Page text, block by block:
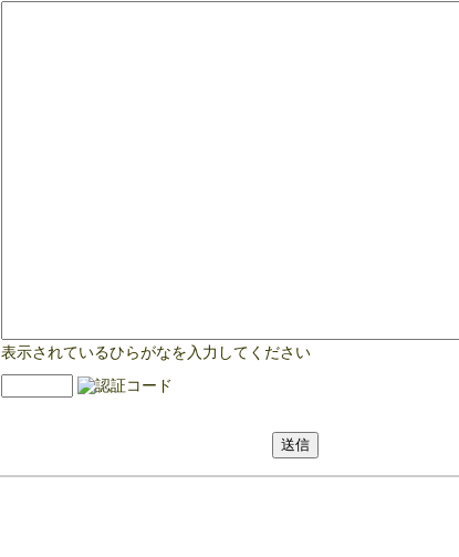
表示されているひらがなを入力してください